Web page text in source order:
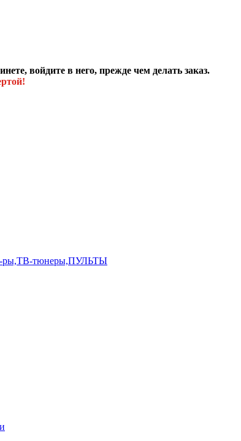
войдите в него, прежде чем делать заказ.
ры,ТВ-тюнеры,ПУЛЬТЫ